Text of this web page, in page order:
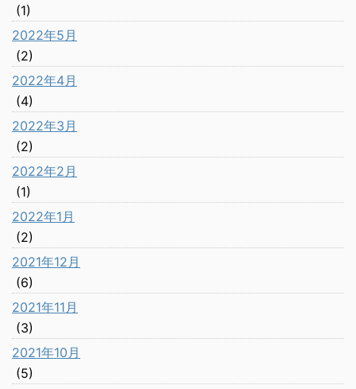
(1)
2022年5月
(2)
2022年4月
(4)
2022年3月
(2)
2022年2月
(1)
2022年1月
(2)
2021年12月
(6)
2021年11月
(3)
2021年10月
(5)